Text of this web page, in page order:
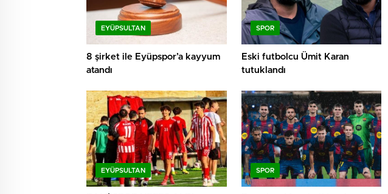
EYÜPSULTAN
8 şirket ile Eyüpspor’a kayyum
atandı
SPOR
Eski futbolcu Ümit Karan
tutuklandı
EYÜPSULTAN SPOR